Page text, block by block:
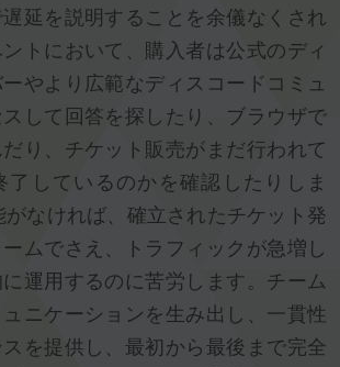
延を説明することを余儀なくされ
トにおいて、購入者は公式のディ
やより広範なディスコードコミュ
して回答を探したり、ブラウザで
り、チケット販売がまだ行われて
了しているのかを確認したりしま
がなければ、確立されたチケット発
ムでさえ、トラフィックが急増し
運用するのに苦労します。チーム
ニケーションを生み出し、一貫性
を提供し、最初から最後まで完全